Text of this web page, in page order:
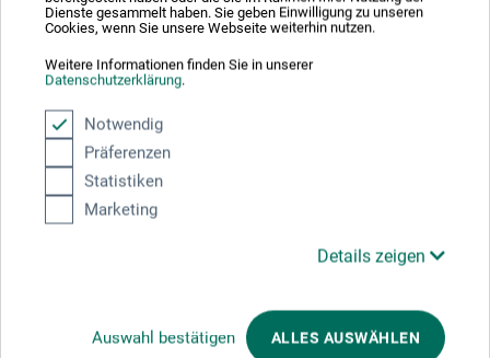
Dienste gesammelt haben. Sie geben Einwilligung zu unseren
Cookies, wenn Sie unsere Webseite weiterhin nutzen.
Weitere Informationen finden Sie in unserer
Datenschutzerklärung.
Notwendig
Präferenzen
Statistiken
Marketing
Details zeigen
Auswahl bestätigen ALLES AUSWÄHLEN
Reaktionen hervorrufen.
Produktbewertungen (0)
Schreiben Sie die erste Bewertung zu diesem Produkt
JETZT PRODUKT BEWERTEN